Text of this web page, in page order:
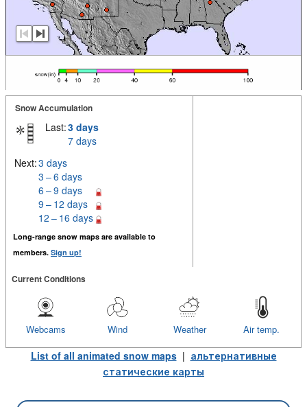
Snow Accumulation
Last:3 days
7 days
Next:3 days
3 – 6 days
6 – 9 days
9 – 12 days
12 – 16 days
Long-range snow maps are available to
members. Sign up!
Current Conditions
Air temp.
Weather
Wind
Webcams
List of all animated snow maps| альтернативные
статические карты